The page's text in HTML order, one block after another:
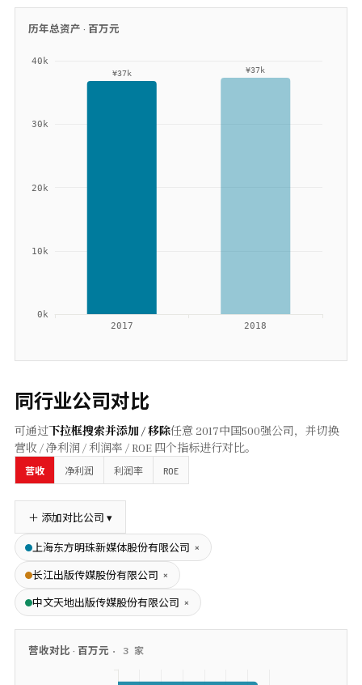
历年总资产 · 百万元
同行业公司对比
可通过下拉框搜索并添加 / 移除任意 2017中国500强公司，并切换
营收 / 净利润 / 利润率 / ROE 四个指标进行对比。
营收 净利润 利润率 ROE
＋ 添加对比公司 ▾
上海东方明珠新媒体股份有限公司 ×
长江出版传媒股份有限公司 ×
中文天地出版传媒股份有限公司 ×
营收对比 · 百万元 · 3 家